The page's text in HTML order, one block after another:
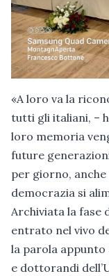
«A loro va la
tutti gli italiani, –
loro memoria
future
per giorno,
democrazia si
Archiviata la fase
entrato nel vivo
la parola
e dottorandi